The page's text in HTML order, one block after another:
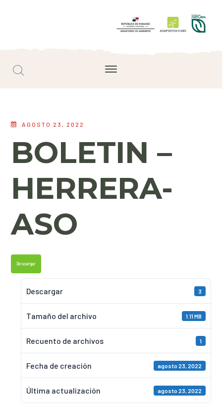
AGOSTO 23, 2022
BOLETIN –
HERRERA-
ASO
Descargar
Descargar 3
Tamaño del archivo 1.11 MB
Recuento de archivos 1
Fecha de creación agosto 23, 2022
Última actualización agosto 23, 2022